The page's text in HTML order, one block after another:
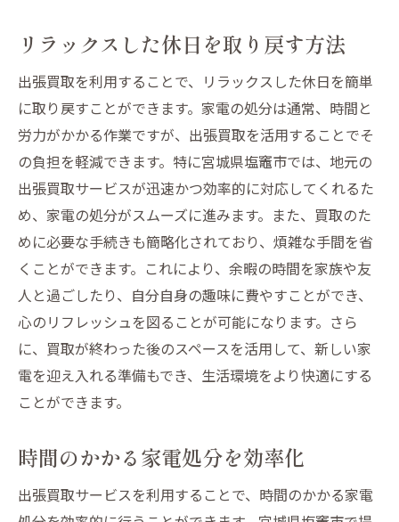
リラックスした休日を取り戻す方法
出張買取を利用することで、リラックスした休日を簡単
に取り戻すことができます。家電の処分は通常、時間と
労力がかかる作業ですが、出張買取を活用することでそ
の負担を軽減できます。特に宮城県塩竈市では、地元の
出張買取サービスが迅速かつ効率的に対応してくれるた
め、家電の処分がスムーズに進みます。また、買取のた
めに必要な手続きも簡略化されており、煩雑な手間を省
くことができます。これにより、余暇の時間を家族や友
人と過ごしたり、自分自身の趣味に費やすことができ、
心のリフレッシュを図ることが可能になります。さら
に、買取が終わった後のスペースを活用して、新しい家
電を迎え入れる準備もでき、生活環境をより快適にする
ことができます。
時間のかかる家電処分を効率化
出張買取サービスを利用することで、時間のかかる家電